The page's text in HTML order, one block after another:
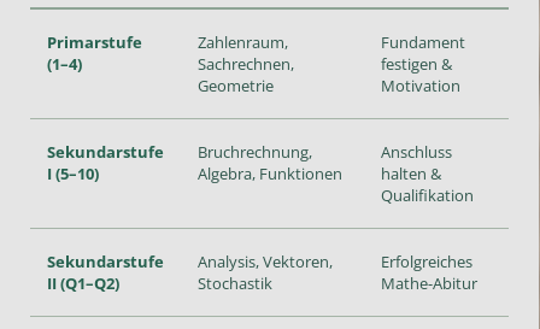
Primarstufe
(1–4)
Zahlenraum,
Sachrechnen,
Geometrie
Fundament
festigen &
Motivation
Sekundarstufe
I (5–10)
Bruchrechnung,
Algebra, Funktionen
Anschluss
halten &
Qualifikation
Sekundarstufe
II (Q1–Q2)
Analysis, Vektoren,
Stochastik
Erfolgreiches
Mathe-Abitur